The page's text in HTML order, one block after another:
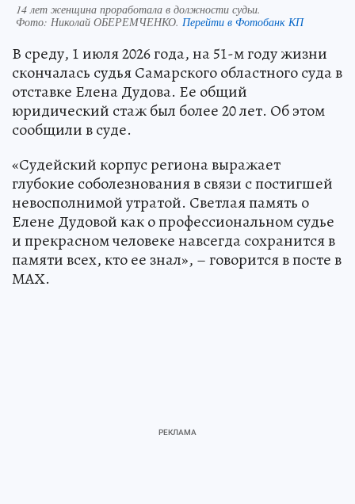
14 лет женщина проработала в должности судьи.
Фото: Николай ОБЕРЕМЧЕНКО. Перейти в Фотобанк КП
В среду, 1 июля 2026 года, на 51-м году жизни
скончалась судья Самарского областного суда в
отставке Елена Дудова. Ее общий
юридический стаж был более 20 лет. Об этом
сообщили в суде.
«Судейский корпус региона выражает
глубокие соболезнования в связи с постигшей
невосполнимой утратой. Светлая память о
Елене Дудовой как о профессиональном судье
и прекрасном человеке навсегда сохранится в
памяти всех, кто ее знал», – говорится в посте в
МАХ.